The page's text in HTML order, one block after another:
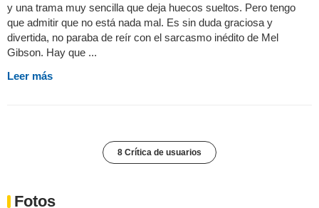
y una trama muy sencilla que deja huecos sueltos. Pero tengo
que admitir que no está nada mal. Es sin duda graciosa y
divertida, no paraba de reír con el sarcasmo inédito de Mel
Gibson. Hay que ...
Leer más
8 Crítica de usuarios
Fotos